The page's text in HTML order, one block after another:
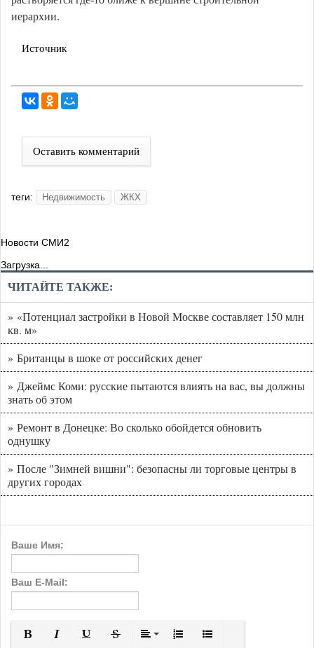
иерархии.
Источник
Оставить комментарий
теги: Недвижимость ЖКХ
Новости СМИ2
Загрузка...
ЧИТАЙТЕ ТАКЖЕ:
» «Потенциал застройки в Новой Москве составляет 150 млн
кв. м»
» Британцы в шоке от российских денег
» Джеймс Коми: русские пытаются влиять на вас, вы должны
знать об этом
» Ремонт в Донецке: Во сколько обойдется обновить
однушку
» После "Зимней вишни": безопасны ли торговые центры в
других городах
Ваше Имя:
Ваш E-Mail: